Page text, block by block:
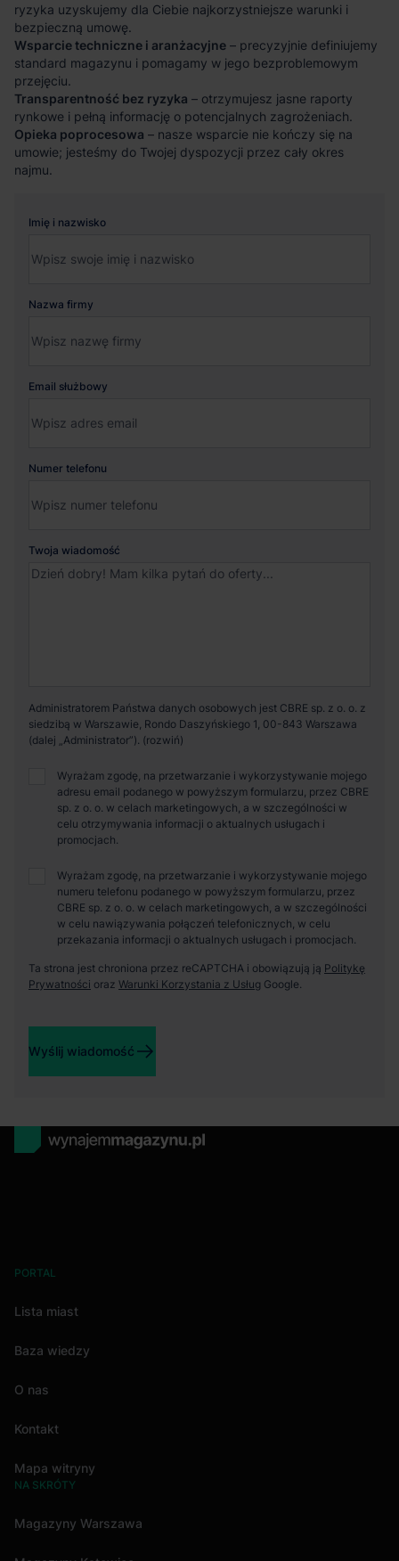
ryzyka uzyskujemy dla Ciebie najkorzystniejsze warunki i
bezpieczną umowę.
Wsparcie techniczne i aranżacyjne – precyzyjnie definiujemy
standard magazynu i pomagamy w jego bezproblemowym
przejęciu.
Transparentność bez ryzyka – otrzymujesz jasne raporty
rynkowe i pełną informację o potencjalnych zagrożeniach.
Opieka poprocesowa – nasze wsparcie nie kończy się na
umowie; jesteśmy do Twojej dyspozycji przez cały okres
najmu.
Imię i nazwisko
Nazwa firmy
Email służbowy
Numer telefonu
Twoja wiadomość
Administratorem Państwa danych osobowych jest CBRE sp. z o. o. z
siedzibą w Warszawie, Rondo Daszyńskiego 1, 00-843 Warszawa
(dalej „Administrator”).
Wyrażam zgodę, na przetwarzanie i wykorzystywanie mojego
adresu email podanego w powyższym formularzu, przez CBRE
sp. z o. o. w celach marketingowych, a w szczególności w
celu otrzymywania informacji o aktualnych usługach i
promocjach.
Wyrażam zgodę, na przetwarzanie i wykorzystywanie mojego
numeru telefonu podanego w powyższym formularzu, przez
CBRE sp. z o. o. w celach marketingowych, a w szczególności
w celu nawiązywania połączeń telefonicznych, w celu
przekazania informacji o aktualnych usługach i promocjach.
Ta strona jest chroniona przez reCAPTCHA i obowiązują ją Politykę
Prywatności oraz Warunki Korzystania z Usług Google.
Wyślij wiadomość
PORTAL
Lista miast
Baza wiedzy
O nas
Kontakt
Mapa witryny
NA SKRÓTY
Magazyny Warszawa